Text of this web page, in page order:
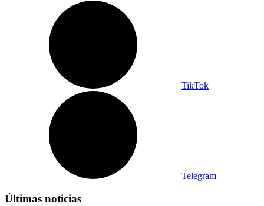
TikTok
Telegram
Últimas noticias